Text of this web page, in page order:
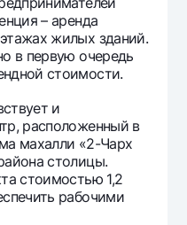
– аренда
жилых зданий.
в первую очередь
стоимости.
и
расположенный в
махалли «2-Чарх
столицы.
стоимостью 1,2
рабочими